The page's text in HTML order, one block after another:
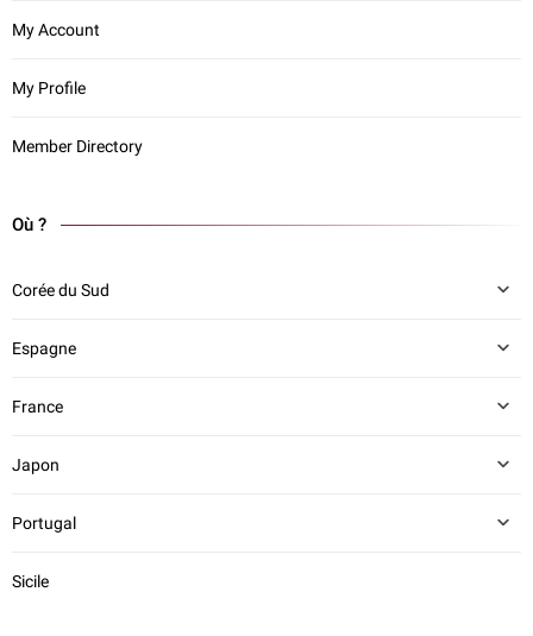
My Account
My Profile
Member Directory
Où ?
Corée du Sud
Espagne
France
Japon
Portugal
Sicile